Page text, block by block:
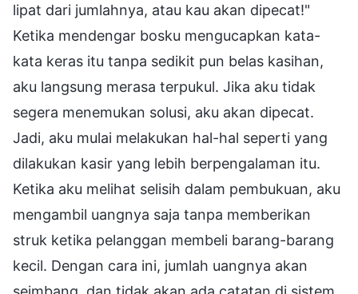
lipat dari jumlahnya, atau kau akan dipecat!"
Ketika mendengar bosku mengucapkan kata-
kata keras itu tanpa sedikit pun belas kasihan,
aku langsung merasa terpukul. Jika aku tidak
segera menemukan solusi, aku akan dipecat.
Jadi, aku mulai melakukan hal-hal seperti yang
dilakukan kasir yang lebih berpengalaman itu.
Ketika aku melihat selisih dalam pembukuan, aku
mengambil uangnya saja tanpa memberikan
struk ketika pelanggan membeli barang-barang
kecil. Dengan cara ini, jumlah uangnya akan